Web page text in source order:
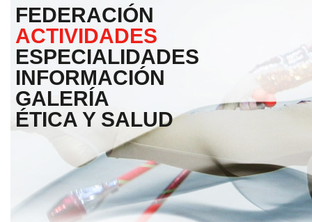
FEDERACIÓN
ACTIVIDADES
ESPECIALIDADES
INFORMACIÓN
GALERÍA
ÉTICA Y SALUD